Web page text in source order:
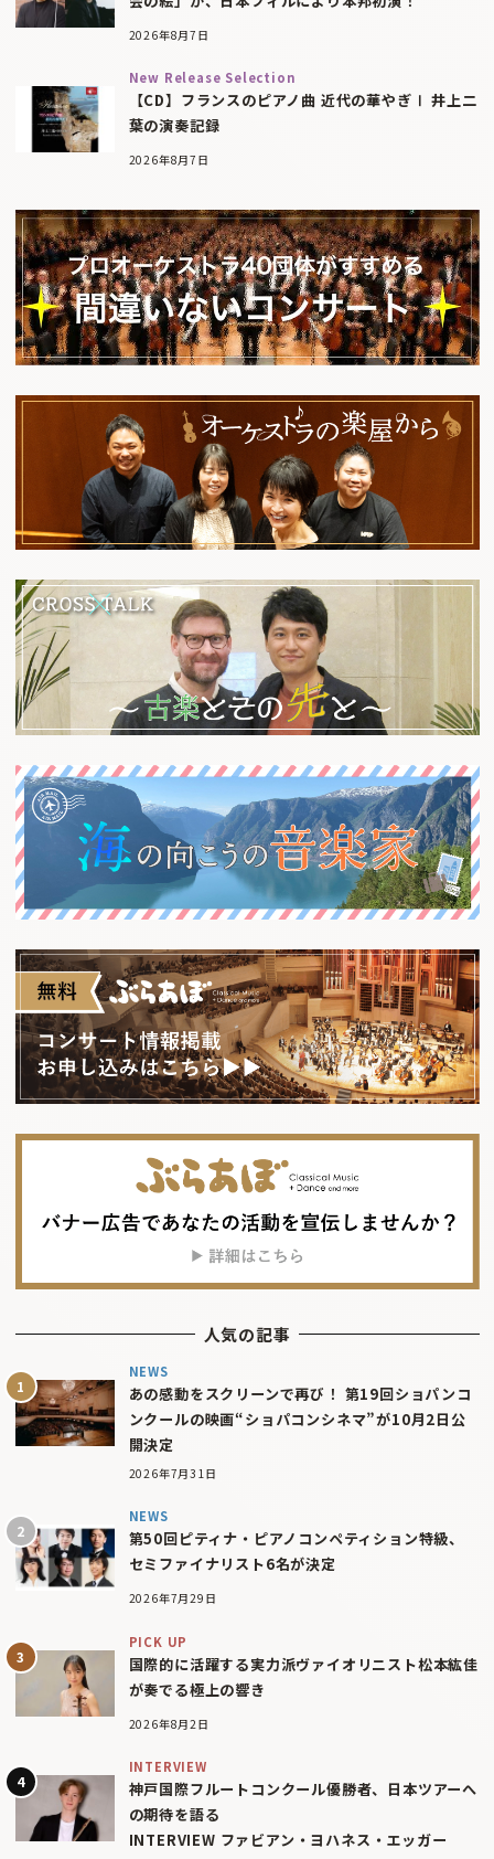
2026年8月7日
New Release Selection
【CD】フランスのピアノ曲 近代の華やぎⅠ 井上二
葉の演奏記録
2026年8月7日
人気の記事
NEWS
あの感動をスクリーンで再び！ 第19回ショパンコ
ンクールの映画“ショパコンシネマ”が10月2日公
開決定
2026年7月31日
NEWS
第50回ピティナ・ピアノコンペティション特級、
セミファイナリスト6名が決定
2026年7月29日
PICK UP
国際的に活躍する実力派ヴァイオリニスト松本紘佳
が奏でる極上の響き
2026年8月2日
INTERVIEW
神戸国際フルートコンクール優勝者、日本ツアーへ
の期待を語る
INTERVIEW ファビアン・ヨハネス・エッガー